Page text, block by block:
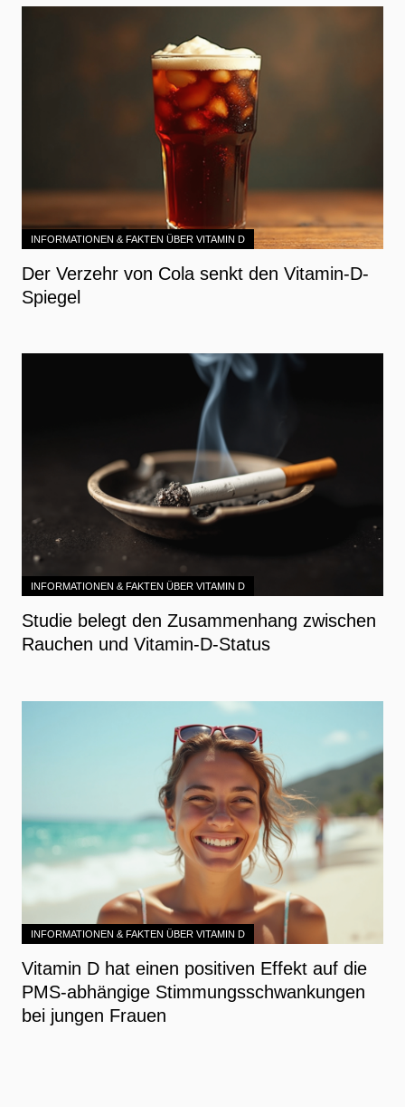
INFORMATIONEN & FAKTEN ÜBER VITAMIN D
Der Verzehr von Cola senkt den Vitamin-D-
Spiegel
INFORMATIONEN & FAKTEN ÜBER VITAMIN D
Studie belegt den Zusammenhang zwischen
Rauchen und Vitamin-D-Status
INFORMATIONEN & FAKTEN ÜBER VITAMIN D
Vitamin D hat einen positiven Effekt auf die
PMS-abhängige Stimmungsschwankungen
bei jungen Frauen